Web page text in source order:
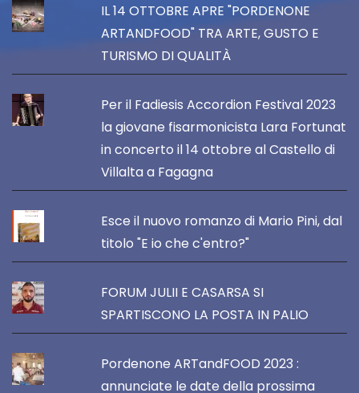
IL 14 OTTOBRE APRE "PORDENONE
ARTANDFOOD" TRA ARTE, GUSTO E
TURISMO DI QUALITÀ
Per il Fadiesis Accordion Festival 2023
la giovane fisarmonicista Lara Fortunat
in concerto il 14 ottobre al Castello di
Villalta a Fagagna
Esce il nuovo romanzo di Mario Pini, dal
titolo "E io che c'entro?"
FORUM JULII E CASARSA SI
SPARTISCONO LA POSTA IN PALIO
Pordenone ARTandFOOD 2023 :
annunciate le date della prossima